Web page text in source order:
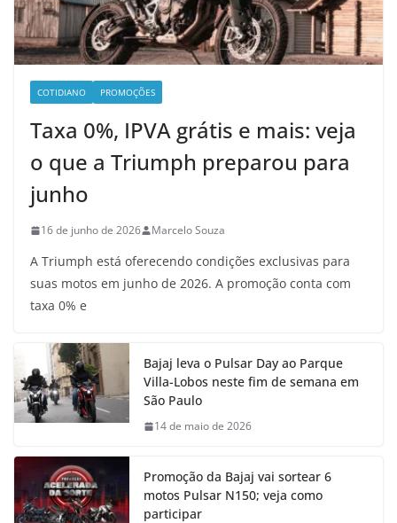
COTIDIANO PROMOÇÕES
Taxa 0%, IPVA grátis e mais: veja
o que a Triumph preparou para
junho
16 de junho de 2026 Marcelo Souza
A Triumph está oferecendo condições exclusivas para
suas motos em junho de 2026. A promoção conta com
taxa 0% e
Bajaj leva o Pulsar Day ao Parque
Villa-Lobos neste fim de semana em
São Paulo
14 de maio de 2026
Promoção da Bajaj vai sortear 6
motos Pulsar N150; veja como
participar